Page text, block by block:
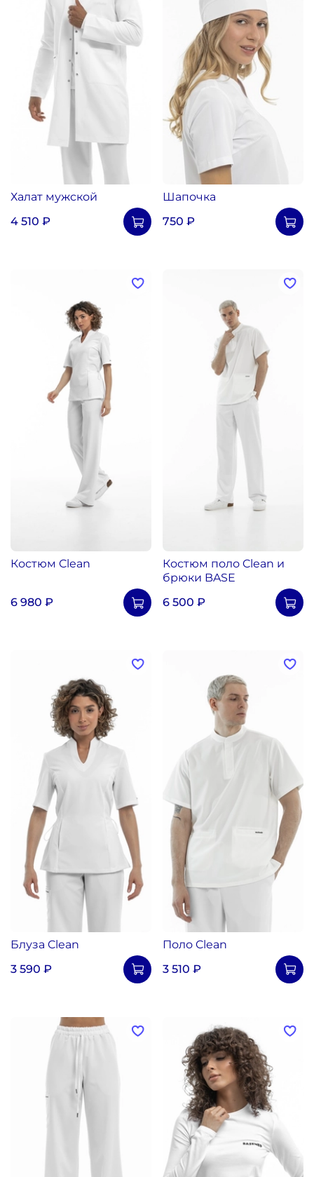
Халат мужской
4 510 ₽
Шапочка
750 ₽
Костюм Clean
6 980 ₽
Костюм поло Clean и
брюки BASE
6 500 ₽
Блуза Clean
3 590 ₽
Поло Clean
3 510 ₽